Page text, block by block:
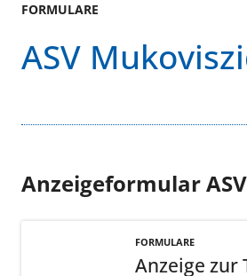
FORMULARE
ASV
Anzeigeformular ASV
FORMULARE
Anzeige zur